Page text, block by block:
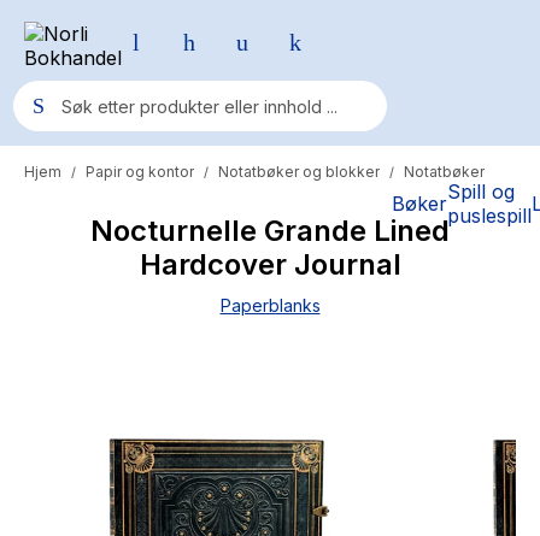
BøkerSpill og
puslespill
Populære søk
Pokemon
One piece
Fury Bound - Sable Sorensen
Hitster
Hypopressiv trening
Hjem / Papir og kontor / Notatbøker og blokker / Notatbøker
Nocturnelle Grande Lined
Hardcover Journal
Paperblanks